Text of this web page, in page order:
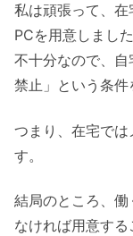
私は頑張って、在
PCを用意しまし
不十分なので、
禁止」という条件
つまり、在宅で
す。
結局のところ、
なければ用意する